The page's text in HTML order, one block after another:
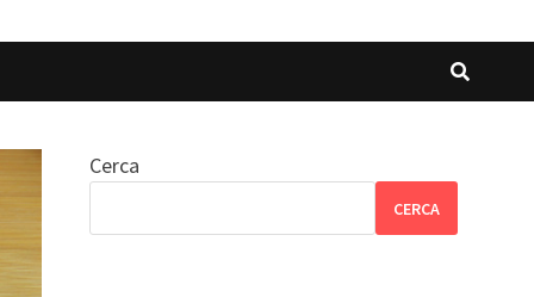
Cerca
CERCA